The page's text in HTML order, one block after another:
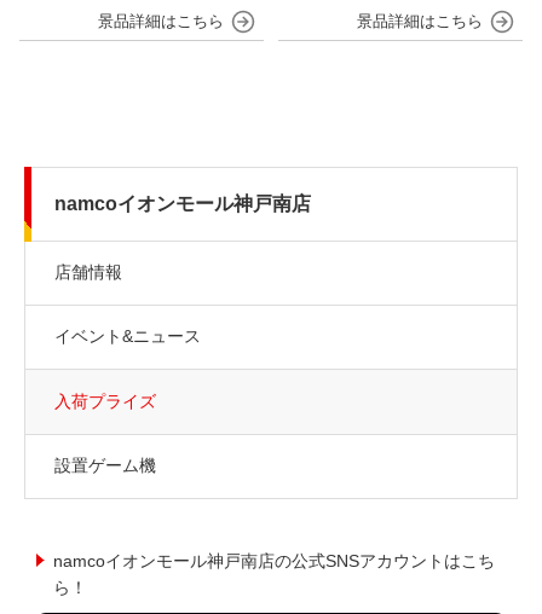
namcoイオンモール神戸南店
店舗情報
イベント&ニュース
入荷プライズ
設置ゲーム機
namcoイオンモール神戸南店の公式SNSアカウントはこち
ら！